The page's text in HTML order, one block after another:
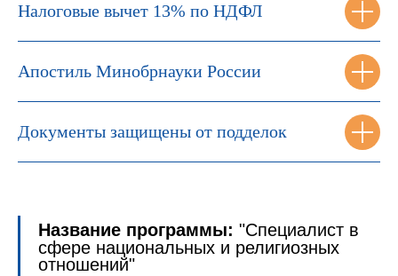
Налоговые вычет 13% по НДФЛ
Апостиль Минобрнауки России
Документы защищены от подделок
Название программы: "Специалист в
сфере национальных и религиозных
отношений"